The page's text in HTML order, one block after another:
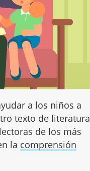
a los niños a
texto de literatura
de los más
la comprensión